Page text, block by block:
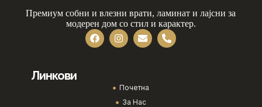
Премиум собни и влезни врати, ламинат и лајсни за
модерен дом со стил и карактер.
Линкови
Почетна
За Нас